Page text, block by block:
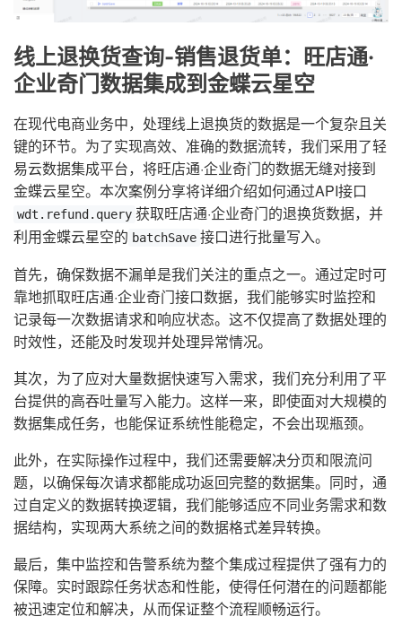
线上退换货查询-销售退货单：旺店通·
企业奇门数据集成到金蝶云星空
在现代电商业务中，处理线上退换货的数据是一个复杂且关
键的环节。为了实现高效、准确的数据流转，我们采用了轻
易云数据集成平台，将旺店通·企业奇门的数据无缝对接到
金蝶云星空。本次案例分享将详细介绍如何通过API接口
wdt.refund.query 获取旺店通·企业奇门的退换货数据，并
利用金蝶云星空的 batchSave 接口进行批量写入。
首先，确保数据不漏单是我们关注的重点之一。通过定时可
靠地抓取旺店通·企业奇门接口数据，我们能够实时监控和
记录每一次数据请求和响应状态。这不仅提高了数据处理的
时效性，还能及时发现并处理异常情况。
其次，为了应对大量数据快速写入需求，我们充分利用了平
台提供的高吞吐量写入能力。这样一来，即使面对大规模的
数据集成任务，也能保证系统性能稳定，不会出现瓶颈。
此外，在实际操作过程中，我们还需要解决分页和限流问
题，以确保每次请求都能成功返回完整的数据集。同时，通
过自定义的数据转换逻辑，我们能够适应不同业务需求和数
据结构，实现两大系统之间的数据格式差异转换。
最后，集中监控和告警系统为整个集成过程提供了强有力的
保障。实时跟踪任务状态和性能，使得任何潜在的问题都能
被迅速定位和解决，从而保证整个流程顺畅运行。